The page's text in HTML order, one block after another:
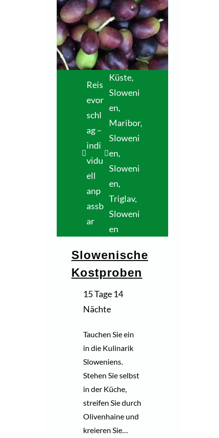
Reis
evor
schl
ag –
indi
vidu
ell
anp
assb
ar
Küste,
Sloweni
en,
Maribor,
Sloweni
en,
Sloweni
en,
Triglav,
Sloweni
en
Slowenische
Kostproben
15 Tage 14
Nächte
Tauchen Sie ein
in die Kulinarik
Sloweniens.
Stehen Sie selbst
in der Küche,
streifen Sie durch
Olivenhaine und
kreieren Sie…